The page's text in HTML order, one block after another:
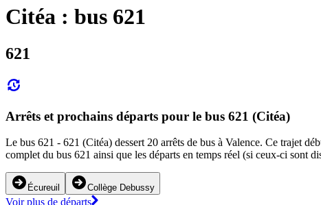
Citéa : bus 621
621
Arrêts et prochains départs pour le bus 621 (Citéa)
Le bus 621 - 621 (Citéa) dessert 20 arrêts de bus à Valence. Ce trajet
complet du bus 621 ainsi que les départs en temps réel (si ceux-ci sont
Écureuil Collège Debussy
Voir plus de départs